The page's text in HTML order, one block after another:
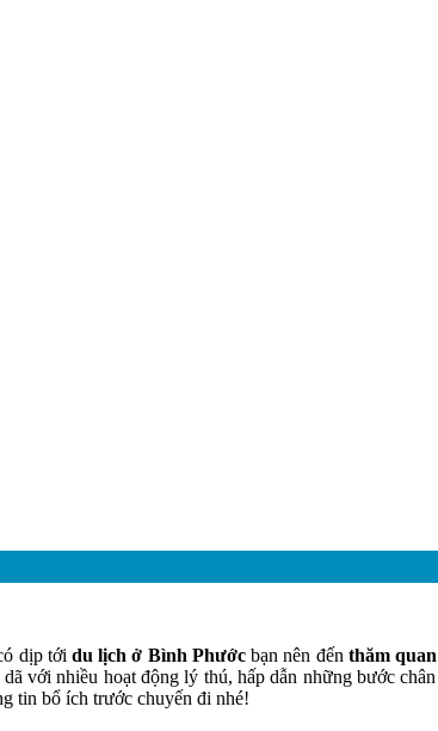
dịp tớidu lịch ở Bình Phướcbạn nên đến thăm
với nhiều hoạt động lý thú, hấp dẫn những bước
tin bổ ích trước chuyến đi nhé!